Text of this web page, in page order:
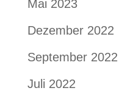
Mai 2023
Dezember 2022
September 2022
Juli 2022